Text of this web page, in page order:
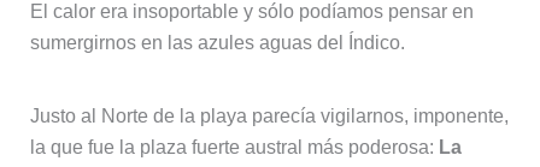
El calor era insoportable y sólo podíamos pensar en
sumergirnos en las azules aguas del Índico.
Justo al Norte de la playa parecía vigilarnos, imponente,
la que fue la plaza fuerte austral más poderosa: La